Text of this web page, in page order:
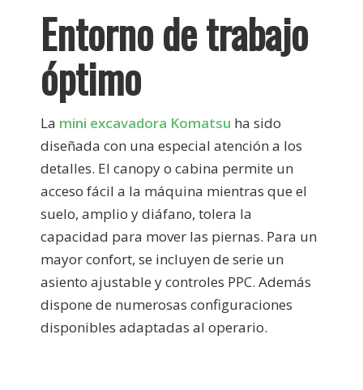
Entorno de trabajo
óptimo
La mini excavadora Komatsu ha sido
diseñada con una especial atención a los
detalles. El canopy o cabina permite un
acceso fácil a la máquina mientras que el
suelo, amplio y diáfano, tolera la
capacidad para mover las piernas. Para un
mayor confort, se incluyen de serie un
asiento ajustable y controles PPC. Además
dispone de numerosas configuraciones
disponibles adaptadas al operario.